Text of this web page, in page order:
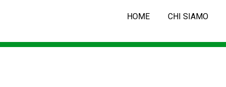
HOME CHI SIAMO